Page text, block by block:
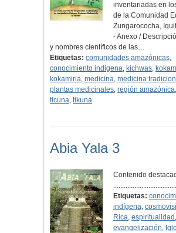
inventariadas en
de la Comunidad
Zungarococha,
- Anexo /
y nombres científicos de las…
Etiquetas: comunidades amazónicas,
conocimiento indígena, kichwas,
kokamiria, medicina, medicina
plantas medicinales, región amazónica,
ticuna, tikuna
Abia Yala 3
Contenido
Etiquetas:
indígena,
Rica,espiritualidad ,
evangelización,